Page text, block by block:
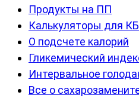
Продукты на ПП
Калькуляторы для
О подсчете калорий
Гликемический
Интервальное
Все о